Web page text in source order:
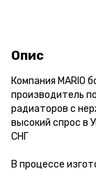
Опис
Компания MARIO
производитель
радиаторов с
высокий спрос в
СНГ
В процессе